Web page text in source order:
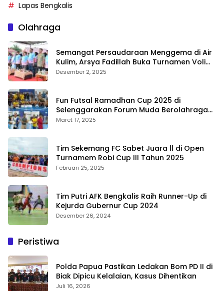
Lapas Bengkalis
Olahraga
Semangat Persaudaraan Menggema di Air
Kulim, Arsya Fadillah Buka Turnamen Voli
Bermasa Cup II
Desember 2, 2025
Fun Futsal Ramadhan Cup 2025 di
Selenggarakan Forum Muda Berolahraga
Bengkalis
Maret 17, 2025
Tim Sekemang FC Sabet Juara ll di Open
Turnamem Robi Cup lll Tahun 2025
Februari 25, 2025
Tim Putri AFK Bengkalis Raih Runner-Up di
Kejurda Gubernur Cup 2024
Desember 26, 2024
Peristiwa
Polda Papua Pastikan Ledakan Bom PD II di
Biak Dipicu Kelalaian, Kasus Dihentikan
Juli 16, 2026